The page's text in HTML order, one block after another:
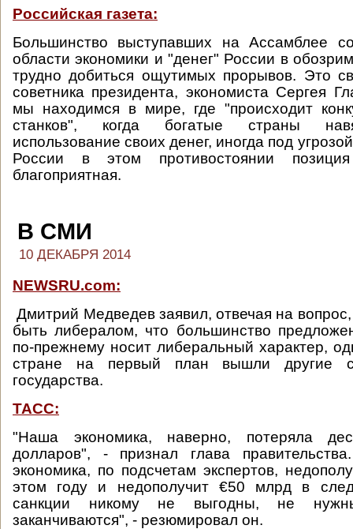
Российская газета:
Большинство выступавших на Ассамблее
области экономики и "денег" России в
трудно добиться ощутимых прорывов. Это
советника президента, экономиста Сергея
мы находимся в мире, где "происходит
станков", когда богатые страны
использование своих денег, иногда под
России в этом противостоянии
благоприятная.
В СМИ
10 ДЕКАБРЯ 2014
NEWSRU.com:
Дмитрий Медведев заявил, отвечая на
быть либералом, что большинство
по-прежнему носит либеральный характер,
стране на первый план вышли другие
государства.
ТАСС:
"Наша экономика, наверно, потеряла
долларов", - признал глава
экономика, по подсчетам экспертов,
этом году и недополучит €50 млрд в
санкции никому не выгодны, не
заканчиваются", - резюмировал он.